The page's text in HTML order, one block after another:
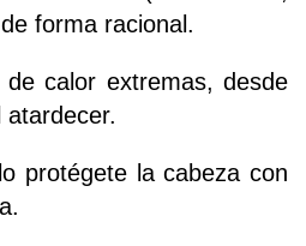
forma racional.
calor extremas, desde
protégete la cabeza con